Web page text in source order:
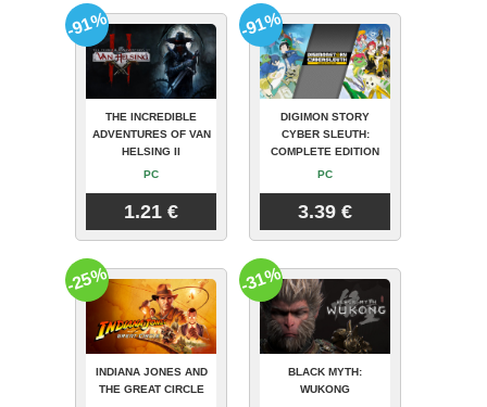
THE INCREDIBLE
ADVENTURES OF VAN
HELSING II
PC
1.21 €
-91%
DIGIMON STORY
CYBER SLEUTH:
COMPLETE EDITION
PC
3.39 €
-91%
INDIANA JONES AND
THE GREAT CIRCLE
-25%
BLACK MYTH:
WUKONG
-31%